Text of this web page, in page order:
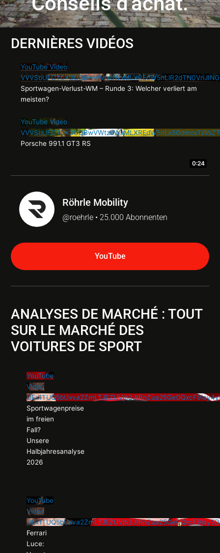
DERNIÈRES VIDÉOS
0:49
...
YouTube Video
Sportwagen-Verlust-WM – Runde 3: Welcher verliert am
meisten?
0:24
YouTube Video
Porsche 991.1 GT3 RS
Röhrle Mobility
@roehrle • 25.000 Abonnenten
YouTube
ANALYSES DE MARCHÉ : TOUT
SUR LE MARCHÉ DES
VOITURES DE SPORT
YouTube
Video
Sportwagenpreise
im freien
Fall?
Unsere
Halbjahresanalyse
2026
YouTube
Video
Ferrari
Luce: